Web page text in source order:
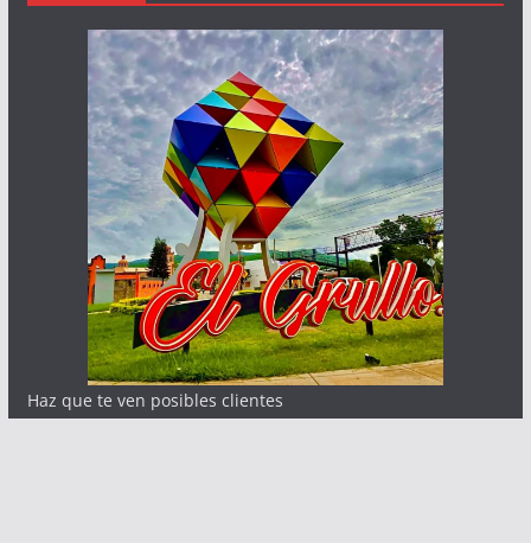
Haz que te ven posibles clientes